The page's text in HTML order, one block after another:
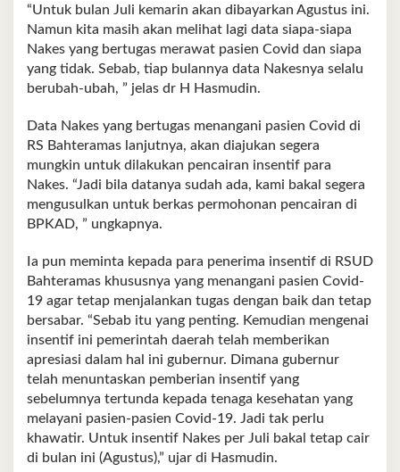
“Untuk bulan Juli kemarin akan dibayarkan Agustus ini.
Namun kita masih akan melihat lagi data siapa-siapa
Nakes yang bertugas merawat pasien Covid dan siapa
yang tidak. Sebab, tiap bulannya data Nakesnya selalu
berubah-ubah, ” jelas dr H Hasmudin.
Data Nakes yang bertugas menangani pasien Covid di
RS Bahteramas lanjutnya, akan diajukan segera
mungkin untuk dilakukan pencairan insentif para
Nakes. “Jadi bila datanya sudah ada, kami bakal segera
mengusulkan untuk berkas permohonan pencairan di
BPKAD, ” ungkapnya.
Ia pun meminta kepada para penerima insentif di RSUD
Bahteramas khususnya yang menangani pasien Covid-
19 agar tetap menjalankan tugas dengan baik dan tetap
bersabar. “Sebab itu yang penting. Kemudian mengenai
insentif ini pemerintah daerah telah memberikan
apresiasi dalam hal ini gubernur. Dimana gubernur
telah menuntaskan pemberian insentif yang
sebelumnya tertunda kepada tenaga kesehatan yang
melayani pasien-pasien Covid-19. Jadi tak perlu
khawatir. Untuk insentif Nakes per Juli bakal tetap cair
di bulan ini (Agustus),” ujar di Hasmudin.